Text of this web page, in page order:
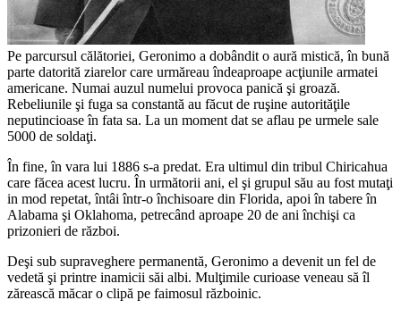
Pe parcursul călătoriei, Geronimo a dobândit o aură mistică, în bună
parte datorită ziarelor care urmăreau îndeaproape acţiunile armatei
americane. Numai auzul numelui provoca panică şi groază.
Rebeliunile şi fuga sa constantă au făcut de ruşine autorităţile
neputincioase în fata sa. La un moment dat se aflau pe urmele sale
5000 de soldaţi.
În fine, în vara lui 1886 s-a predat. Era ultimul din tribul Chiricahua
care făcea acest lucru. În următorii ani, el şi grupul său au fost mutaţi
in mod repetat, întâi într-o închisoare din Florida, apoi în tabere în
Alabama şi Oklahoma, petrecând aproape 20 de ani închişi ca
prizonieri de război.
Deşi sub supraveghere permanentă, Geronimo a devenit un fel de
vedetă şi printre inamicii săi albi. Mulţimile curioase veneau să îl
zărească măcar o clipă pe faimosul războinic.